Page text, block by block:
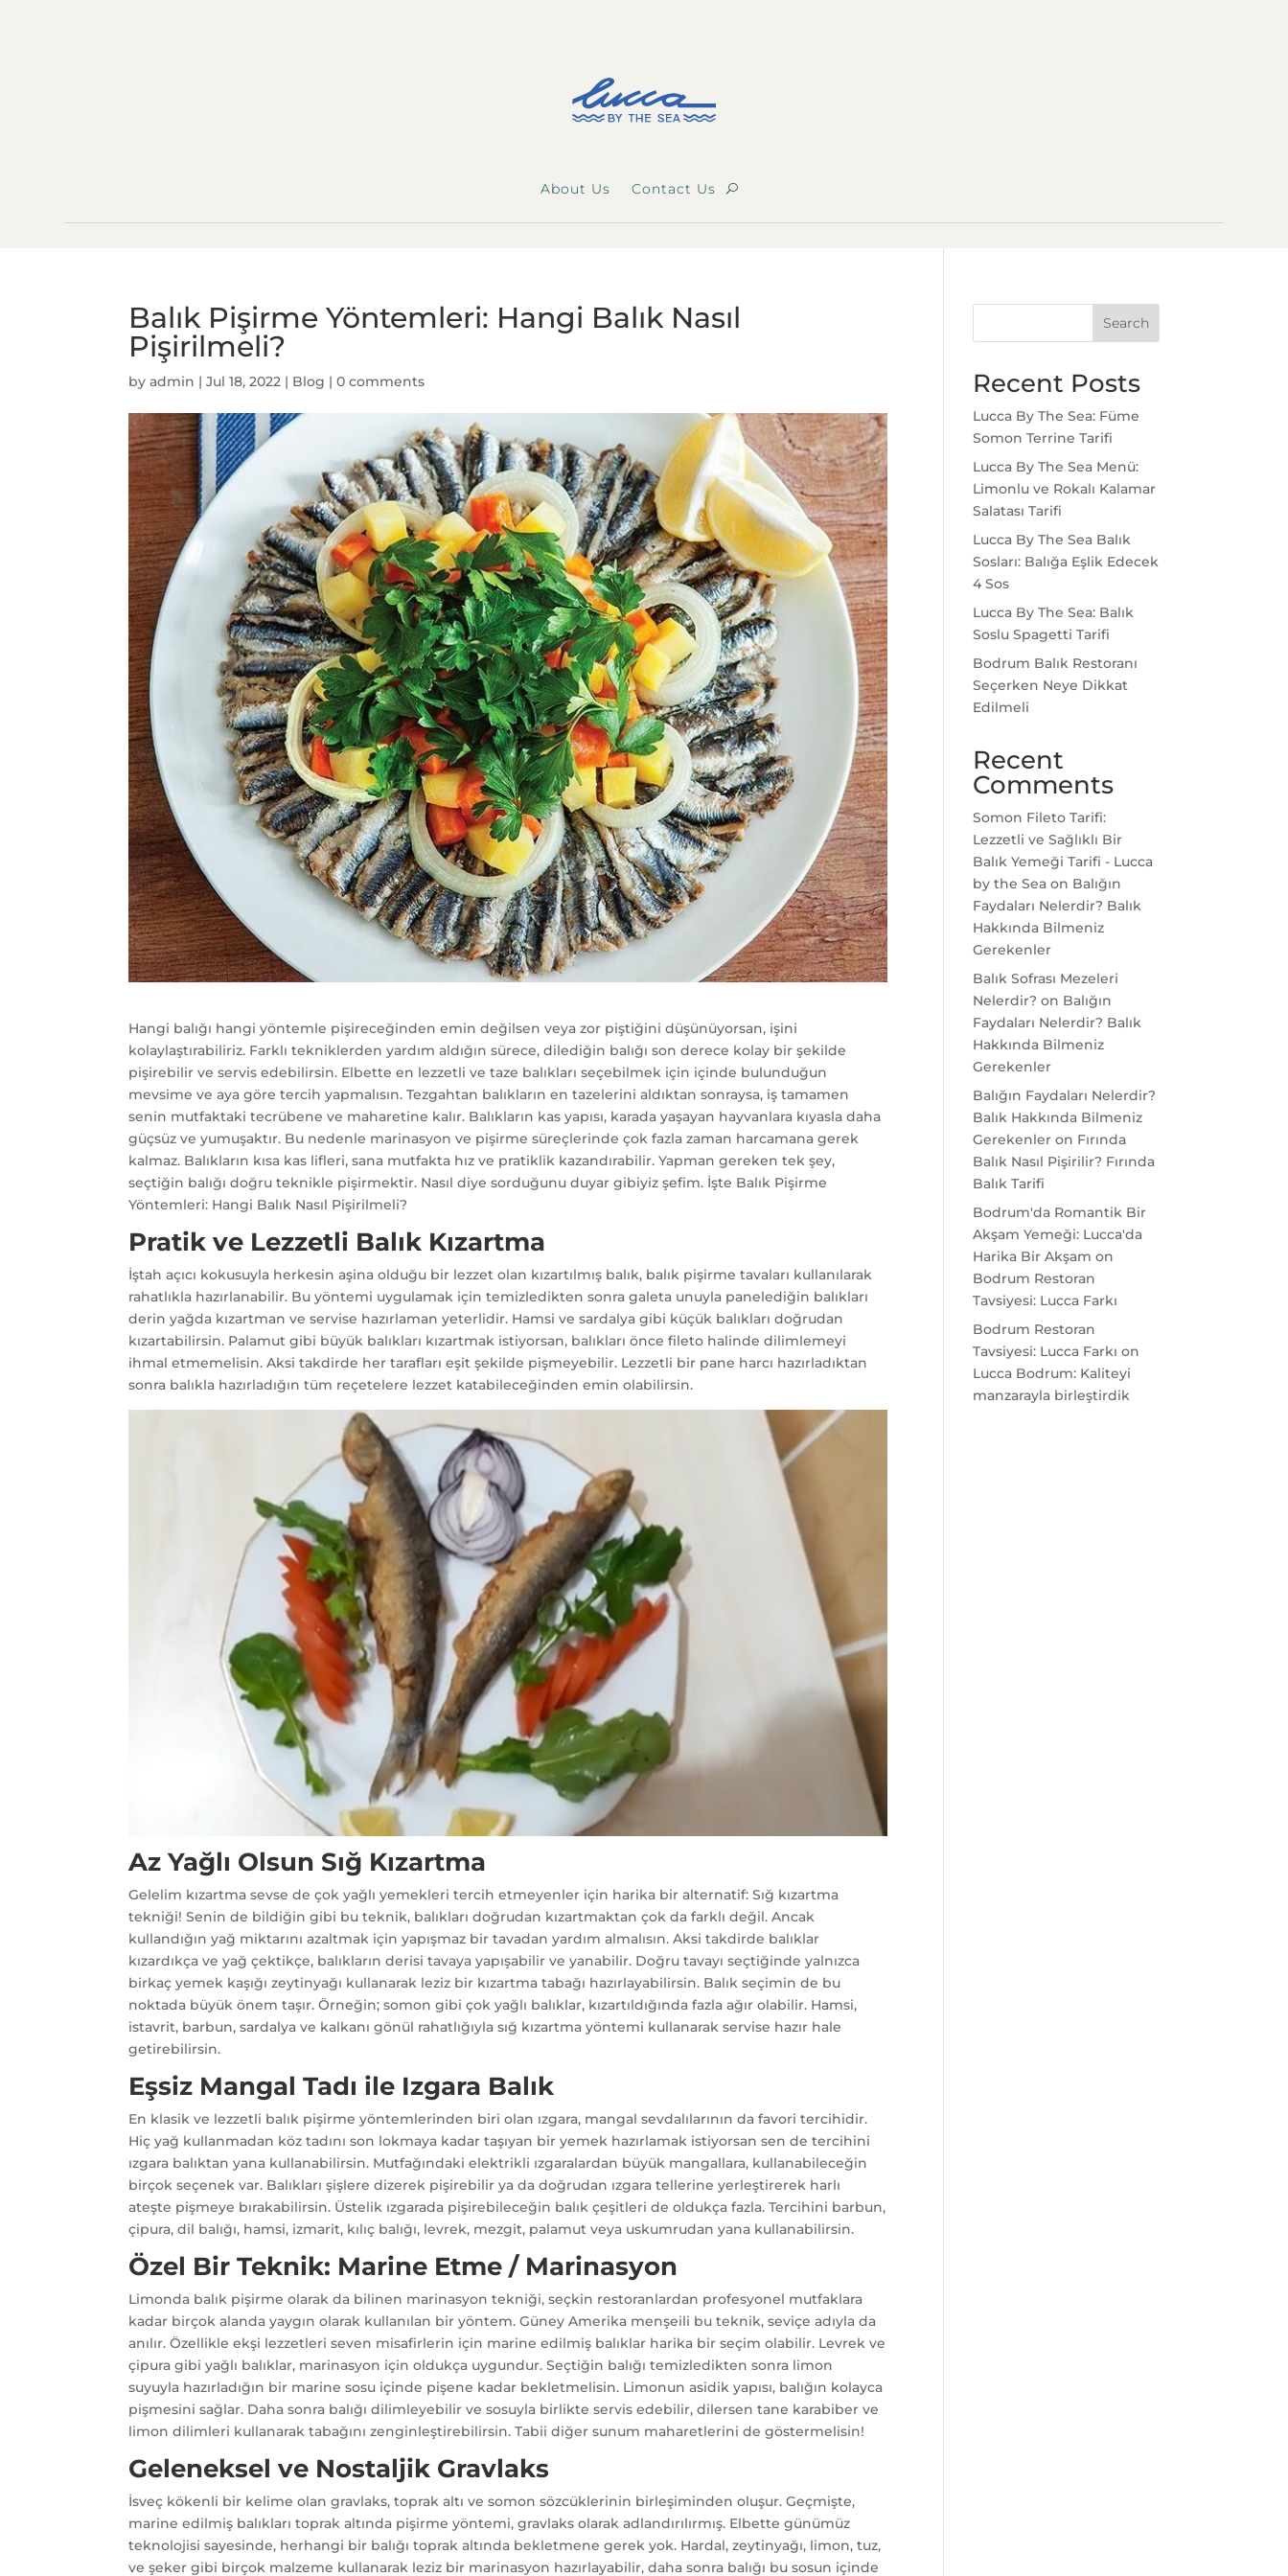
About Us Contact Us
Balık Pişirme Yöntemleri: Hangi Balık Nasıl
Pişirilmeli?
byadmin |Jul 18, 2022 | Blog |0 comments
Hangi balığı hangi yöntemle pişireceğinden emin değilsen veya zor piştiğini düşünüyorsan, işini
kolaylaştırabiliriz. Farklı tekniklerden yardım aldığın sürece, dilediğin balığı son derece kolay bir şekilde
pişirebilir ve servis edebilirsin. Elbette en lezzetli ve taze balıkları seçebilmek için içinde bulunduğun
mevsime ve aya göre tercih yapmalısın. Tezgahtan balıkların en tazelerini aldıktan sonraysa, iş tamamen
senin mutfaktaki tecrübene ve maharetine kalır. Balıkların kas yapısı, karada yaşayan hayvanlara kıyasla daha
güçsüz ve yumuşaktır. Bu nedenle marinasyon ve pişirme süreçlerinde çok fazla zaman harcamana gerek
kalmaz. Balıkların kısa kas lifleri, sana mutfakta hız ve pratiklik kazandırabilir. Yapman gereken tek şey,
seçtiğin balığı doğru teknikle pişirmektir. Nasıl diye sorduğunu duyar gibiyiz şefim. İşte Balık Pişirme
Yöntemleri: Hangi Balık Nasıl Pişirilmeli?
Pratik ve Lezzetli Balık Kızartma
İştah açıcı kokusuyla herkesin aşina olduğu bir lezzet olan kızartılmış balık, balık pişirme tavaları kullanılarak
rahatlıkla hazırlanabilir. Bu yöntemi uygulamak için temizledikten sonra galeta unuyla panelediğin balıkları
derin yağda kızartman ve servise hazırlaman yeterlidir. Hamsi ve sardalya gibi küçük balıkları doğrudan
kızartabilirsin. Palamut gibi büyük balıkları kızartmak istiyorsan, balıkları önce fileto halinde dilimlemeyi
ihmal etmemelisin. Aksi takdirde her tarafları eşit şekilde pişmeyebilir. Lezzetli bir pane harcı hazırladıktan
sonra balıkla hazırladığın tüm reçetelere lezzet katabileceğinden emin olabilirsin.
Az Yağlı Olsun Sığ Kızartma
Gelelim kızartma sevse de çok yağlı yemekleri tercih etmeyenler için harika bir alternatif: Sığ kızartma
tekniği! Senin de bildiğin gibi bu teknik, balıkları doğrudan kızartmaktan çok da farklı değil. Ancak
kullandığın yağ miktarını azaltmak için yapışmaz bir tavadan yardım almalısın. Aksi takdirde balıklar
kızardıkça ve yağ çektikçe, balıkların derisi tavaya yapışabilir ve yanabilir. Doğru tavayı seçtiğinde yalnızca
birkaç yemek kaşığı zeytinyağı kullanarak leziz bir kızartma tabağı hazırlayabilirsin. Balık seçimin de bu
noktada büyük önem taşır. Örneğin; somon gibi çok yağlı balıklar, kızartıldığında fazla ağır olabilir. Hamsi,
istavrit, barbun, sardalya ve kalkanı gönül rahatlığıyla sığ kızartma yöntemi kullanarak servise hazır hale
getirebilirsin.
Eşsiz Mangal Tadı ile Izgara Balık
En klasik ve lezzetli balık pişirme yöntemlerinden biri olan ızgara, mangal sevdalılarının da favori tercihidir.
Hiç yağ kullanmadan köz tadını son lokmaya kadar taşıyan bir yemek hazırlamak istiyorsan sen de tercihini
ızgara balıktan yana kullanabilirsin. Mutfağındaki elektrikli ızgaralardan büyük mangallara, kullanabileceğin
birçok seçenek var. Balıkları şişlere dizerek pişirebilir ya da doğrudan ızgara tellerine yerleştirerek harlı
ateşte pişmeye bırakabilirsin. Üstelik ızgarada pişirebileceğin balık çeşitleri de oldukça fazla. Tercihini barbun,
çipura, dil balığı, hamsi, izmarit, kılıç balığı, levrek, mezgit, palamut veya uskumrudan yana kullanabilirsin.
Özel Bir Teknik: Marine Etme / Marinasyon
Limonda balık pişirme olarak da bilinen marinasyon tekniği, seçkin restoranlardan profesyonel mutfaklara
kadar birçok alanda yaygın olarak kullanılan bir yöntem. Güney Amerika menşeili bu teknik, seviçe adıyla da
anılır. Özellikle ekşi lezzetleri seven misafirlerin için marine edilmiş balıklar harika bir seçim olabilir. Levrek ve
çipura gibi yağlı balıklar, marinasyon için oldukça uygundur. Seçtiğin balığı temizledikten sonra limon
suyuyla hazırladığın bir marine sosu içinde pişene kadar bekletmelisin. Limonun asidik yapısı, balığın kolayca
pişmesini sağlar. Daha sonra balığı dilimleyebilir ve sosuyla birlikte servis edebilir, dilersen tane karabiber ve
limon dilimleri kullanarak tabağını zenginleştirebilirsin. Tabii diğer sunum maharetlerini de göstermelisin!
Geleneksel ve Nostaljik Gravlaks
İsveç kökenli bir kelime olan gravlaks, toprak altı ve somon sözcüklerinin birleşiminden oluşur. Geçmişte,
marine edilmiş balıkları toprak altında pişirme yöntemi, gravlaks olarak adlandırılırmış. Elbette günümüz
teknolojisi sayesinde, herhangi bir balığı toprak altında bekletmene gerek yok. Hardal, zeytinyağı, limon, tuz,
ve şeker gibi birçok malzeme kullanarak leziz bir marinasyon hazırlayabilir, daha sonra balığı bu sosun içinde
Search
Recent Posts
Lucca By The Sea: Füme
Somon Terrine Tarifi
Lucca By The Sea Menü:
Limonlu ve Rokalı Kalamar
Salatası Tarifi
Lucca By The Sea Balık
Sosları: Balığa Eşlik Edecek
4 Sos
Lucca By The Sea: Balık
Soslu Spagetti Tarifi
Bodrum Balık Restoranı
Seçerken Neye Dikkat
Edilmeli
Recent
Comments
Somon Fileto Tarifi:
Lezzetli ve Sağlıklı Bir
Balık Yemeği Tarifi - Lucca
by the Sea on Balığın
Faydaları Nelerdir? Balık
Hakkında Bilmeniz
Gerekenler
Balık Sofrası Mezeleri
Nelerdir? on Balığın
Faydaları Nelerdir? Balık
Hakkında Bilmeniz
Gerekenler
Balığın Faydaları Nelerdir?
Balık Hakkında Bilmeniz
Gerekenler on Fırında
Balık Nasıl Pişirilir? Fırında
Balık Tarifi
Bodrum'da Romantik Bir
Akşam Yemeği: Lucca'da
Harika Bir Akşam on
Bodrum Restoran
Tavsiyesi: Lucca Farkı
Bodrum Restoran
Tavsiyesi: Lucca Farkı on
Lucca Bodrum: Kaliteyi
manzarayla birleştirdik